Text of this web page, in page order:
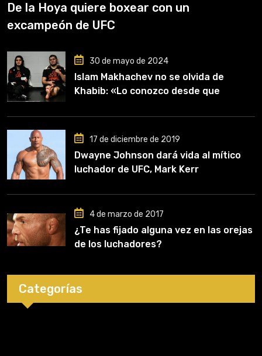
De la Hoya quiere boxear con un
excampeón de UFC
30 de mayo de 2024
Islam Makhachev no se olvida de
Khabib: «Lo conozco desde que
clave en mi carrera»
17 de diciembre de 2019
Dwayne Johnson dará vida al mítico
luchador de UFC, Mark Kerr
4 de marzo de 2017
¿Te has fijado alguna vez en las orejas
de los luchadores?
Categorías